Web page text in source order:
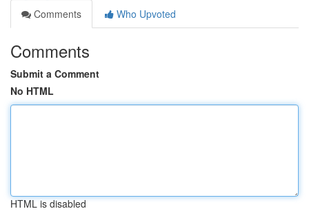
Comments
Who Upvoted
Comments
Submit a Comment
No HTML
HTML is disabled